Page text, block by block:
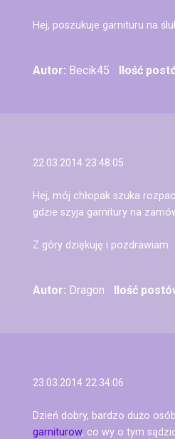
Hej, poszukuje garnituru na
Autor: Becik45 Ilość
22.03.2014 23:48:05
Hej, mój chłopak szuka
gdzie szyja garnitury na
Z góry dziękuję i pozdrawiam.
Autor: Dragon Ilość
23.03.2014 22:34:06
Dzień dobry, bardzo dużo
garniturow, co wy o tym